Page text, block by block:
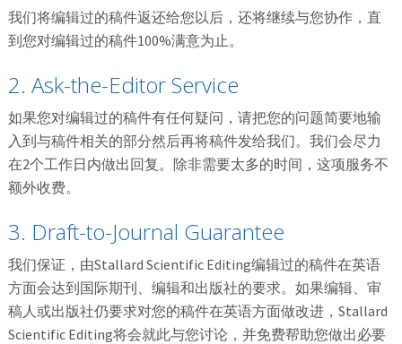
我们将编辑过的稿件返还给您以后，还将继续与您协作，直
到您对编辑过的稿件100%满意为止。
2. Ask-the-Editor Service
如果您对编辑过的稿件有任何疑问，请把您的问题简要地输
入到与稿件相关的部分然后再将稿件发给我们。我们会尽力
在2个工作日内做出回复。除非需要太多的时间，这项服务不
额外收费。
3. Draft-to-Journal Guarantee
我们保证，由Stallard Scientific Editing编辑过的稿件在英语
方面会达到国际期刊、编辑和出版社的要求。如果编辑、审
稿人或出版社仍要求对您的稿件在英语方面做改进，Stallard
Scientific Editing将会就此与您讨论，并免费帮助您做出必要